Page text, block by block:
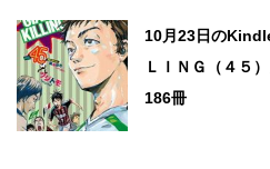
10月23日の
ＬＩＮＧ（４５
186冊